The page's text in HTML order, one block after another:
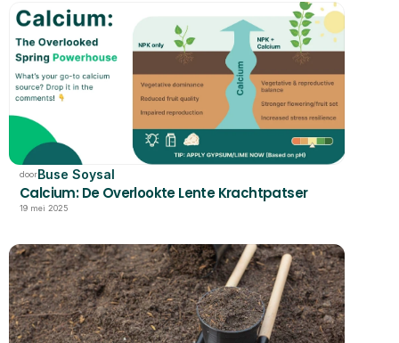
doorBuse Soysal
Calcium: De Overlookte Lente Krachtpatser
19 mei 2025